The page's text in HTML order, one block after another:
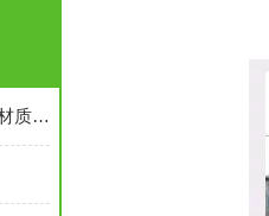
压榨水箱 砂滤产水箱 聚乙烯材质 化工药剂搅拌桶 20吨